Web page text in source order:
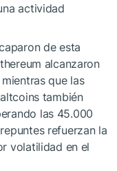
actividad
de esta
alcanzaron
que las
también
las 45.000
refuerzan la
volatilidad en el